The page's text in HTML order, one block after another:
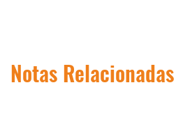
Notas Relacionadas